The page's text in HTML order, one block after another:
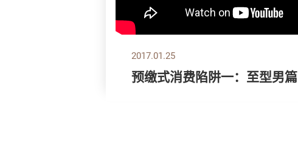
2017.01.25
预缴式消费陷阱一：至型男篇